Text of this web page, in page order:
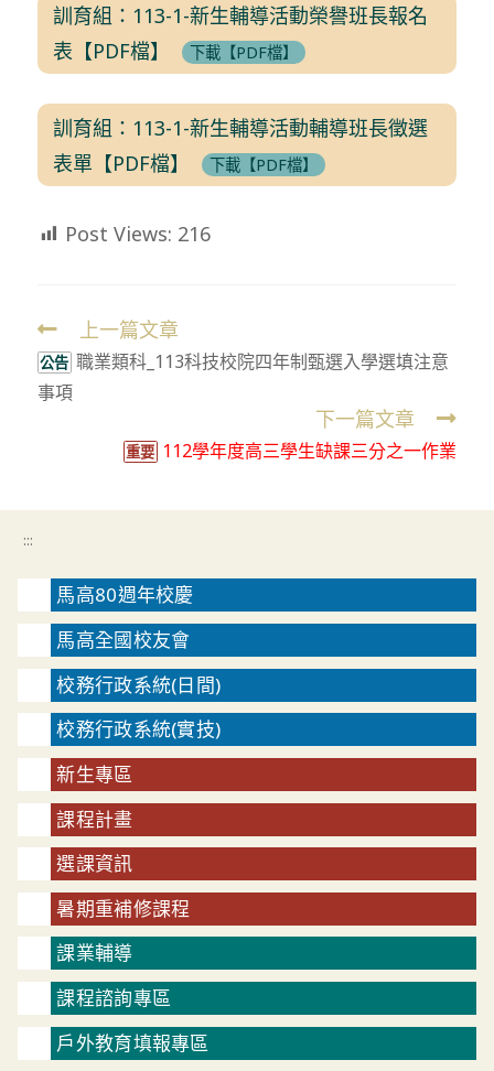
訓育組：113-1-新生輔導活動榮譽班長報名
表【PDF檔】
下載【PDF檔】
訓育組：113-1-新生輔導活動輔導班長徵選
表單【PDF檔】
下載【PDF檔】
Post Views: 216
Read
more
articles
上一篇文章
公告 職業類科_113科技校院四年制甄選入學選填注意
事項
下一篇文章
重要 112學年度高三學生缺課三分之一作業
:::
馬高80週年校慶
馬高全國校友會
校務行政系統(日間)
校務行政系統(實技)
新生專區
課程計畫
選課資訊
暑期重補修課程
課業輔導
課程諮詢專區
戶外教育填報專區